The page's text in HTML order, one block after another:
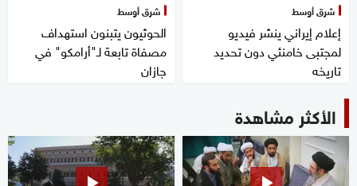
شرق أوسط
إعلام إيراني ينشر فيديو
لمجتبى خامنئي دون تحديد
تاريخه
شرق أوسط
الحوثيون يتبنون استهداف
مصفاة تابعة لـ"أرامكو" في
جازان
الأكثر مشاهدة